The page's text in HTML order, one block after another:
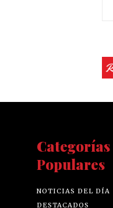
Categorías
Populares
NOTICIAS DEL DÍA
DESTACADOS